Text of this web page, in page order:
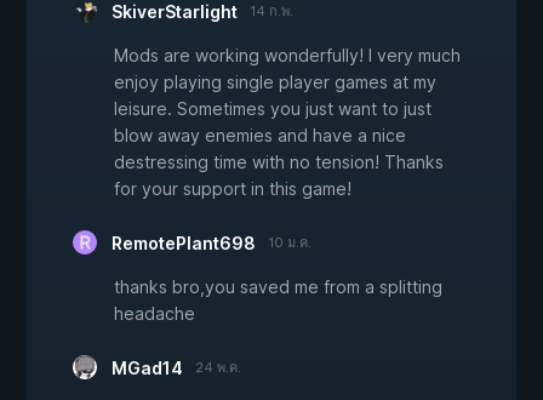
SkiverStarlight 14 ก.พ.
Mods are working wonderfully! I very much
enjoy playing single player games at my
leisure. Sometimes you just want to just
blow away enemies and have a nice
destressing time with no tension! Thanks
for your support in this game!
RemotePlant698 10 ม.ค.
thanks bro,you saved me from a splitting
headache
MGad14 24 พ.ค.